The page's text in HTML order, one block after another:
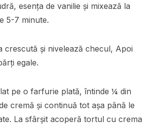
esența de vanilie și mixează la
5-7 minute.
crescută și nivelează checul, Apoi
egale.
pe o farfurie plată, întinde ¼ din
cremă și continuă tot așa până le
La sfârșit acoperă tortul cu crema